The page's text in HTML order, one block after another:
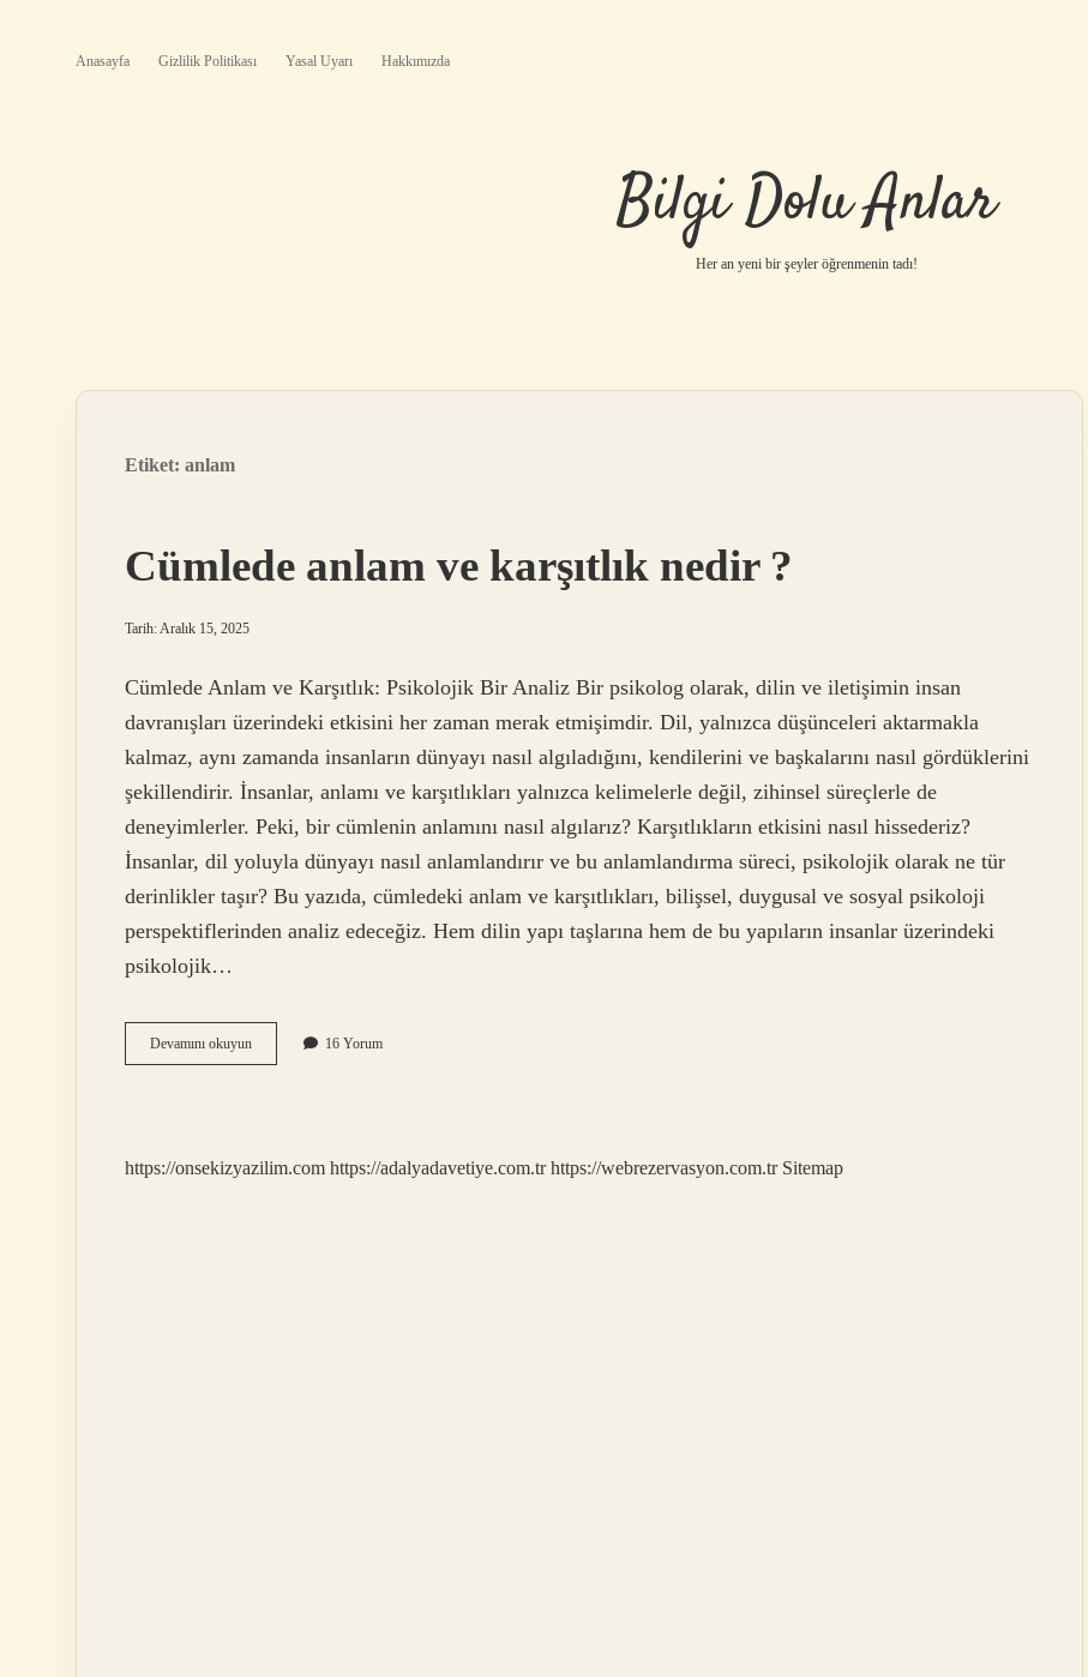
Anasayfa Gizlilik Politikası Yasal Uyarı Hakkımızda
Bilgi Dolu Anlar
Her an yeni bir şeyler öğrenmenin tadı!
Etiket: anlam
Cümlede anlam ve karşıtlık nedir ?
Tarih: Aralık 15, 2025
Cümlede Anlam ve Karşıtlık: Psikolojik Bir Analiz Bir psikolog olarak, dilin ve iletişimin insan
davranışları üzerindeki etkisini her zaman merak etmişimdir. Dil, yalnızca düşünceleri aktarmakla
kalmaz, aynı zamanda insanların dünyayı nasıl algıladığını, kendilerini ve başkalarını nasıl gördüklerini
şekillendirir. İnsanlar, anlamı ve karşıtlıkları yalnızca kelimelerle değil, zihinsel süreçlerle de
deneyimlerler. Peki, bir cümlenin anlamını nasıl algılarız? Karşıtlıkların etkisini nasıl hissederiz?
İnsanlar, dil yoluyla dünyayı nasıl anlamlandırır ve bu anlamlandırma süreci, psikolojik olarak ne tür
derinlikler taşır? Bu yazıda, cümledeki anlam ve karşıtlıkları, bilişsel, duygusal ve sosyal psikoloji
perspektiflerinden analiz edeceğiz. Hem dilin yapı taşlarına hem de bu yapıların insanlar üzerindeki
psikolojik…
Devamını okuyunCümlede
anlam
16 Yorum
https://onsekizyazilim.com https://adalyadavetiye.com.tr https://webrezervasyon.com.tr Sitemap